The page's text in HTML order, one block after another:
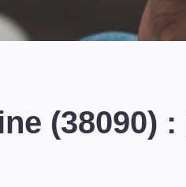
(38090)